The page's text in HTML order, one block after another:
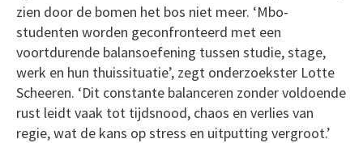
zien door de bomen het bos niet meer. ‘Mbo-
studenten worden geconfronteerd met een
voortdurende balansoefening tussen studie, stage,
werk en hun thuissituatie’, zegt onderzoekster Lotte
Scheeren. ‘Dit constante balanceren zonder voldoende
rust leidt vaak tot tijdsnood, chaos en verlies van
regie, wat de kans op stress en uitputting vergroot.’